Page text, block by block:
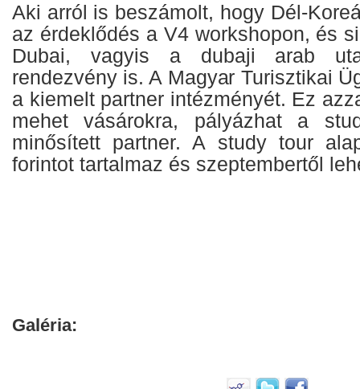
Aki arról is beszámolt, hogy Dél-
az érdeklődés a V4 workshopon, és
Dubai, vagyis a dubaji arab
rendezvény is. A Magyar Turisztikai
a kiemelt partner intézményét. Ez
mehet vásárokra, pályázhat a
minősített partner. A study tour
forintot tartalmaz és szeptembertől
Galéria: